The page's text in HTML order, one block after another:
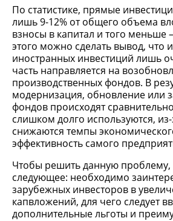
По статистике, прямые
лишь 9-12% от общего объема
взносы в капитал и того меньше
этого можно сделать вывод, что
иностранных инвестиций лишь
часть направляется на
производственных фондов. В
модернизация, обновление или
фондов происходят
слишком долго используются, из-
снижаются темпы
эффективность самого
Чтобы решить данную проблему,
следующее: необходимо
зарубежных инвесторов в
капвложений, для чего следует
дополнительные льготы и